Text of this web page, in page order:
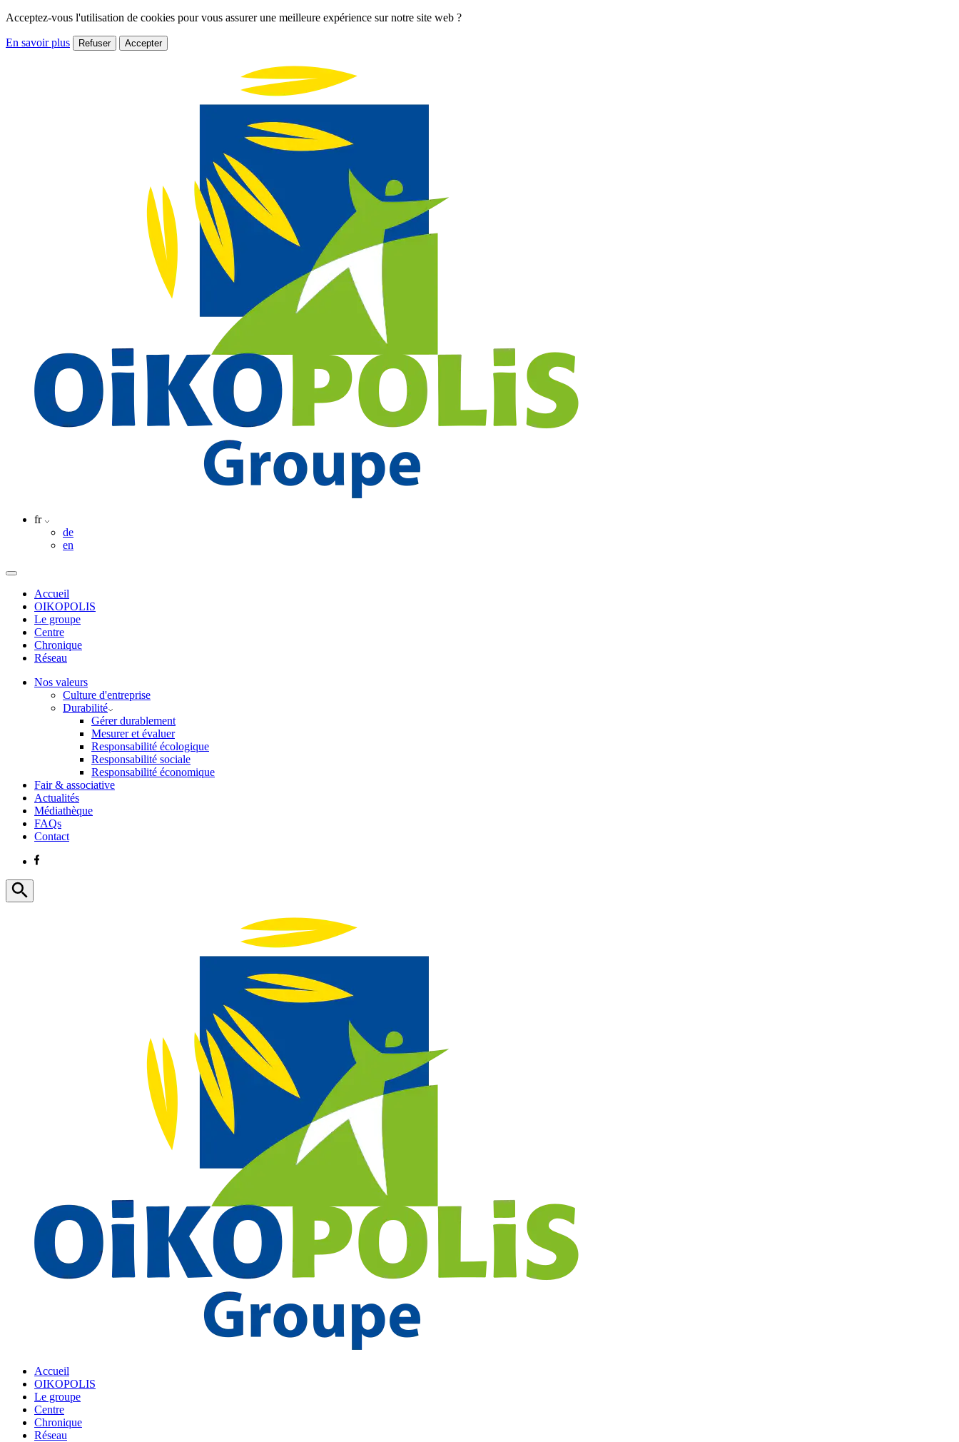
Acceptez-vous l'utilisation de cookies pour vous assurer une meilleure expérience sur notre site web ?
En savoir plus Refuser Accepter
fr
de
en
Accueil
OIKOPOLIS
Le groupe
Centre
Chronique
Réseau
Nos valeurs
Culture d'entreprise
Durabilité
Gérer durablement
Mesurer et évaluer
Responsabilité écologique
Responsabilité sociale
Responsabilité économique
Fair & associative
Actualités
Médiathèque
FAQs
Contact
Accueil
OIKOPOLIS
Le groupe
Centre
Chronique
Réseau